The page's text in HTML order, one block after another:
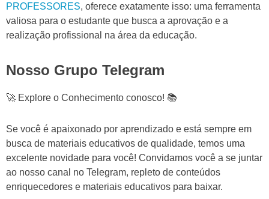
PROFESSORES, oferece exatamente isso: uma ferramenta
valiosa para o estudante que busca a aprovação e a
realização profissional na área da educação.
Nosso Grupo Telegram
🚀 Explore o Conhecimento conosco! 📚
Se você é apaixonado por aprendizado e está sempre em
busca de materiais educativos de qualidade, temos uma
excelente novidade para você! Convidamos você a se juntar
ao nosso canal no Telegram, repleto de conteúdos
enriquecedores e materiais educativos para baixar.